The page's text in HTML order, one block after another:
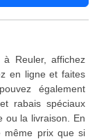
Reuler, affichez
en ligne et faites
également
rabais spéciaux
ou la livraison. En
même prix que si